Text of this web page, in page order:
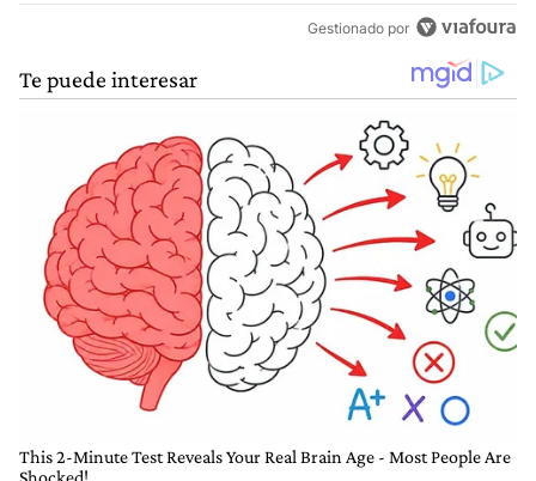
Gestionado por